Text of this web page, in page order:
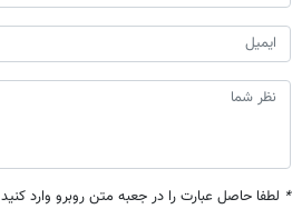
* لطفا حاصل عبارت را در جعبه متن روبرو وارد کنید